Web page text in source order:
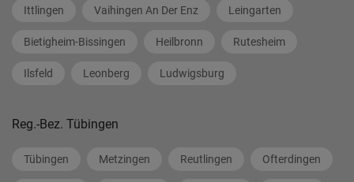
Ittlingen Vaihingen An Der Enz Leingarten
Bietigheim-Bissingen Heilbronn Rutesheim
Ilsfeld Leonberg Ludwigsburg
Reg.-Bez. Tübingen
Tübingen Metzingen Reutlingen Ofterdingen